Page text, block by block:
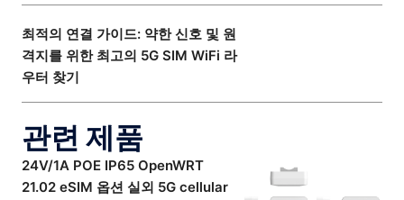
최적의 연결 가이드: 약한 신호 및 원
격지를 위한 최고의 5G SIM WiFi 라
우터 찾기
관련 제품
24V/1A POE IP65 OpenWRT
21.02 eSIM 옵션 실외 5G cellular